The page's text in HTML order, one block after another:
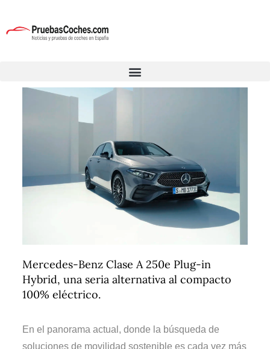
Mercedes-Benz Clase A 250e Plug-in
Hybrid, una seria alternativa al compacto
100% eléctrico.
En el panorama actual, donde la búsqueda de
soluciones de movilidad sostenible es cada vez más